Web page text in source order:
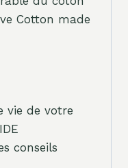
Cotton made
vie de votre
conseils